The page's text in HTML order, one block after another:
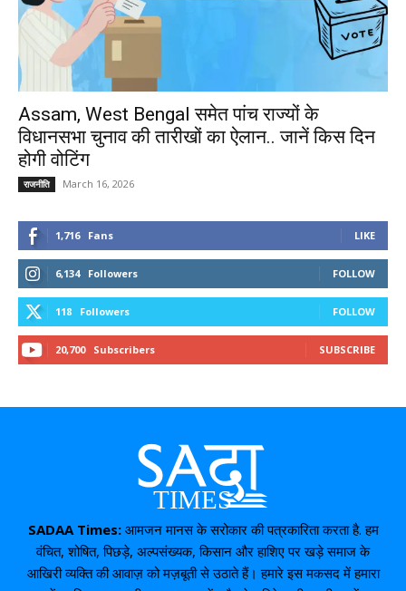
Assam, West Bengal समेत पांच राज्यों के
विधानसभा चुनाव की तारीखों का ऐलान.. जानें किस दिन
होगी वोटिंग
राजनीति March 16, 2026
1,716 Fans LIKE
6,134 Followers FOLLOW
118 Followers FOLLOW
20,700 Subscribers SUBSCRIBE
SADAA Times: आमजन मानस के सरोकार की पत्रकारिता करता है. हम
वंचित, शोषित, पिछड़े, अल्पसंख्यक, किसान और हाशिए पर खड़े समाज के
आखिरी व्यक्ति की आवाज़ को मज़बूती से उठाते हैं। हमारे इस मकसद में हमारा